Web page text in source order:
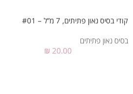
קודי בסיס נאון פתיתים, 7 מ”ל – #01
בסיס נאון פתיתים
₪ 20.00